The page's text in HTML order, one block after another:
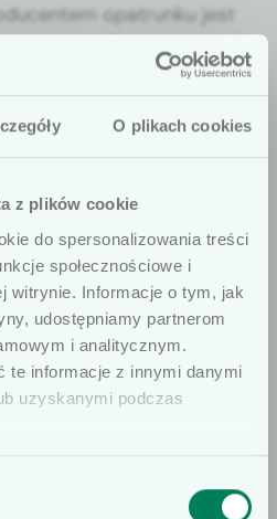
O plikach cookies
z plików cookie
do spersonalizowania treści
społecznościowe i
witrynie. Informacje o tym, jak
udostępniamy partnerom
i analitycznym.
te informacje z innymi danymi
uzyskanymi podczas
opa­trunku jest
z rozwiązań stosowanych
opa­trunku.
ROZMIARY
REFUNDOWANE (cm)
10 x 10
artykuły
z dziedziną